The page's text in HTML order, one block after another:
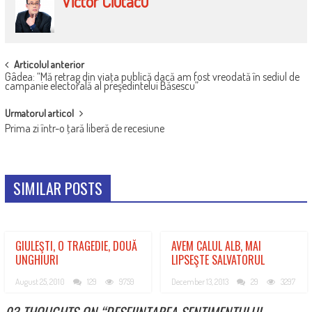
POST
NAVIGATION
Articolul anterior
Gâdea: “Mă retrag din viaţa publică dacă am fost vreodată în sediul de
campanie electorală al preşedintelui Băsescu”
Urmatorul articol
Prima zi într-o ţară liberă de recesiune
SIMILAR POSTS
GIULEŞTI, O TRAGEDIE, DOUĂ
UNGHIURI
August 25, 2010 129 9759
AVEM CALUL ALB, MAI
LIPSEŞTE SALVATORUL
December 13, 2013 29 3297